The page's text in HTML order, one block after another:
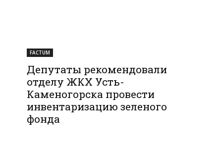
FACTUM
Депутаты рекомендовали
отделу ЖКХ Усть-
Каменогорска провести
инвентаризацию зеленого
фонда